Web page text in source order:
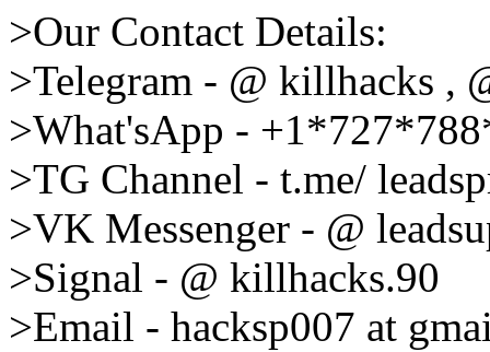
>Our Contact Details:
>Telegram - @ killhacks ,
>What'sApp -
>TG Channel - t.me/
>VK Messenger - @
>Signal - @ killhacks.90
>Email - hacksp007 at